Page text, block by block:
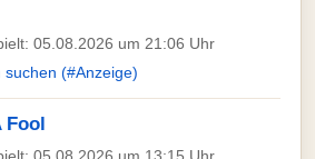
05.08.2026 um 21:06 Uhr
suchen (#Anzeige)
Fool